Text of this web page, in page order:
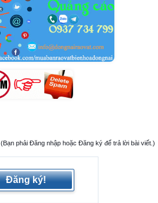
(Bạn phải Đăng nhập hoặc Đăng ký để trả lời bài viết.)
Đăng ký!